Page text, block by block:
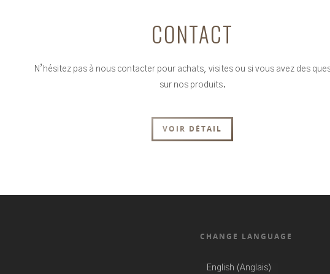
CONTACT
N’hésitez pas à nous contacter pour achats, visites ou si vous avez des
sur nos produits.
VOIR DÉTAIL
CHANGE LANGUAGE
English (Anglais)